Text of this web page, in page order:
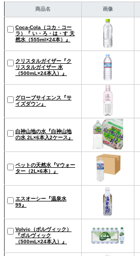
商品名 画像
Coca-Cola（コカ・コー
ラ）『 い・ろ・は・す 天
然水（555ml×24本）』
クリスタルガイザー『ク
リスタルガイザー 水
（500mL×24本入）』
グローブサイエンス『サ
イズダウン』
白神山地の水『白神山地
の水 2L×6本入2ケース』
ペットの天然水『Vウォー
ター（2L×6本）』
エスオーシー『温泉水
99』
Volvic（ボルヴィック）
『ボルヴィック
（500mL×24本入）』